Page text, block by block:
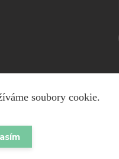
soubory cookie.